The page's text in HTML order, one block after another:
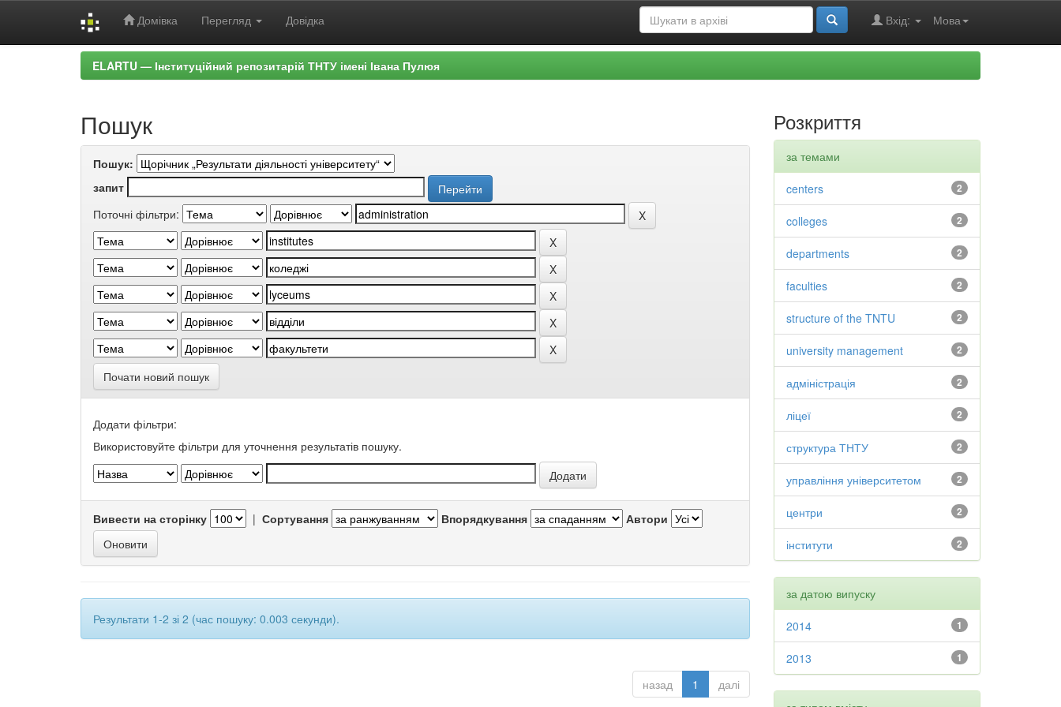
Домівка Перегляд Довідка Мова
Вхід:
ELARTU — Інституційний репозитарій ТНТУ імені Івана Пулюя
Пошук
Пошук:
запит
Поточні фільтри:
Почати новий пошук
Додати фільтри:
Використовуйте фільтри для уточнення результатів пошуку.
Вивести на сторінку | Сортування Впорядкування Автори
Результати 1-2 зі 2 (час пошуку: 0.003 секунди).
назад 1 далі
Розкриття
за темами
2
centers
2
colleges
2
departments
2
faculties
2
structure of the TNTU
2
university management
2
адміністрація
2
ліцеї
2
структура ТНТУ
2
управління університетом
2
центри
2
інститути
за датою випуску
1
2014
1
2013